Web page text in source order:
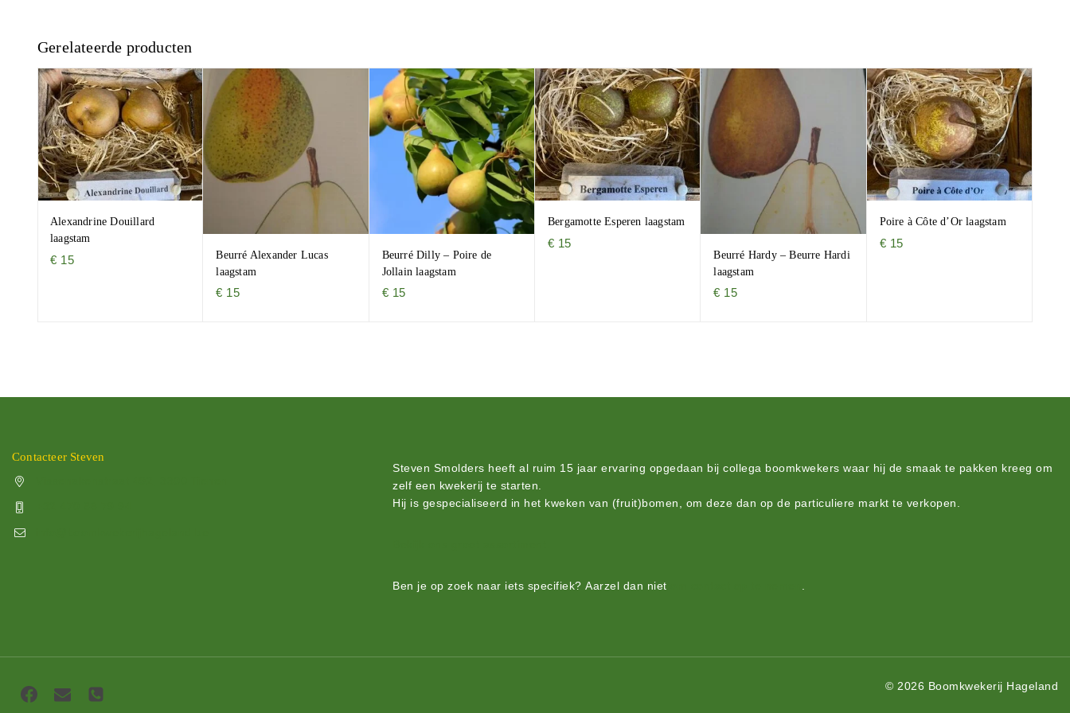
Gerelateerde producten
Alexandrine Douillard
laagstam
€ 15
Beurré Alexander Lucas
laagstam
€ 15
Beurré Dilly – Poire de
Jollain laagstam
€ 15
Bergamotte Esperen laagstam
€ 15
Beurré Hardy – Beurre Hardi
laagstam
€ 15
Poire à Côte d’Or laagstam
€ 15
Contacteer Steven
Steven Smolders heeft al ruim 15 jaar ervaring opgedaan bij collega boomkwekers waar hij de smaak te pakken kreeg om
zelf een kwekerij te starten.
Hij is gespecialiseerd in het kweken van (fruit)bomen, om deze dan op de particuliere markt te verkopen.
Ben je op zoek naar iets specifiek? Aarzel dan niet .
© 2026 Boomkwekerij Hageland